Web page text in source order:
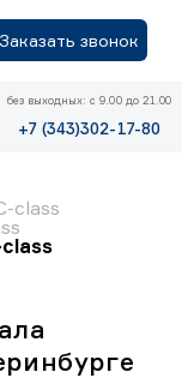
Заказать звонок
без выходных: с 9.00 до 21.00
+7 (343)302-17-80
class